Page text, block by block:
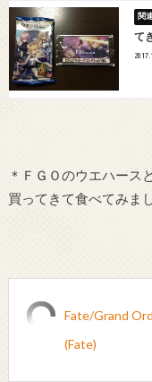
て
＊ＦＧＯのウエハース
買ってきて食べてみまし
Fate/Grand
(Fate)